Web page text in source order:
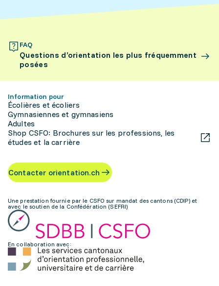
FAQ
Questions d’orientation les plus fréquemment
posées
Information pour
Écolières et écoliers
Gymnasiennes et gymnasiens
Adultes
Shop CSFO: Brochures sur les professions, les
études et la carrière
Contacter orientation.ch
Une prestation fournie par le CSFO sur mandat des cantons (CDIP) et
avec le soutien de la Confédération (SEFRI)
En collaboration avec: